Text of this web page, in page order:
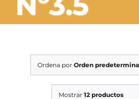
OCASIÓN
SERVICIOS TALLER
Ordena por Orden
Mostrar 12 productos